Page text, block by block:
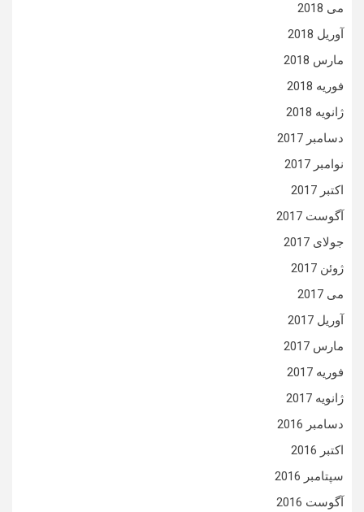
می 2018
آوریل 2018
مارس 2018
فوریه 2018
ژانویه 2018
دسامبر 2017
نوامبر 2017
اکتبر 2017
آگوست 2017
جولای 2017
ژوئن 2017
می 2017
آوریل 2017
مارس 2017
فوریه 2017
ژانویه 2017
دسامبر 2016
اکتبر 2016
سپتامبر 2016
آگوست 2016